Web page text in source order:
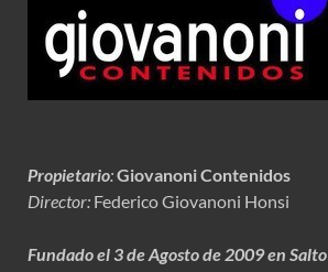
Propietario:Giovanoni Contenidos
Director: Federico Giovanoni Honsi
Fundado el 3 de Agosto de 2009 en Salto